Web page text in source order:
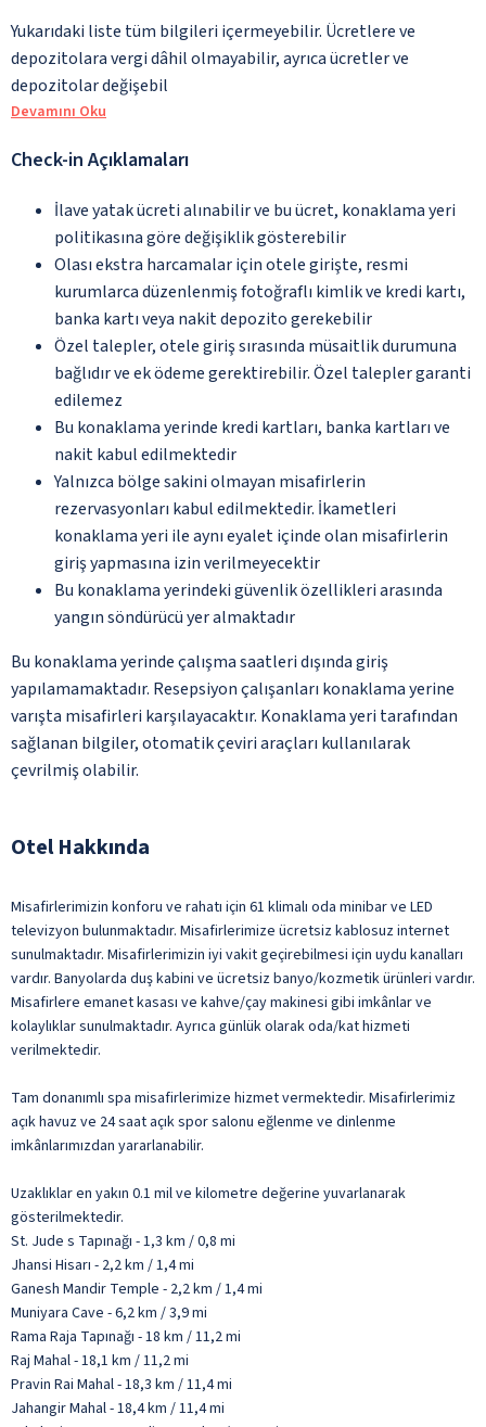
Yukarıdaki liste tüm bilgileri içermeyebilir. Ücretlere ve
depozitolara vergi dâhil olmayabilir, ayrıca ücretler ve
depozitolar değişebil
Devamını Oku
Check-in Açıklamaları
İlave yatak ücreti alınabilir ve bu ücret, konaklama yeri
politikasına göre değişiklik gösterebilir
Olası ekstra harcamalar için otele girişte, resmi
kurumlarca düzenlenmiş fotoğraflı kimlik ve kredi kartı,
banka kartı veya nakit depozito gerekebilir
Özel talepler, otele giriş sırasında müsaitlik durumuna
bağlıdır ve ek ödeme gerektirebilir. Özel talepler garanti
edilemez
Bu konaklama yerinde kredi kartları, banka kartları ve
nakit kabul edilmektedir
Yalnızca bölge sakini olmayan misafirlerin
rezervasyonları kabul edilmektedir. İkametleri
konaklama yeri ile aynı eyalet içinde olan misafirlerin
giriş yapmasına izin verilmeyecektir
Bu konaklama yerindeki güvenlik özellikleri arasında
yangın söndürücü yer almaktadır
Bu konaklama yerinde çalışma saatleri dışında giriş
yapılamamaktadır. Resepsiyon çalışanları konaklama yerine
varışta misafirleri karşılayacaktır. Konaklama yeri tarafından
sağlanan bilgiler, otomatik çeviri araçları kullanılarak
çevrilmiş olabilir.
Otel Hakkında
Misafirlerimizin konforu ve rahatı için 61 klimalı oda minibar ve LED
televizyon bulunmaktadır. Misafirlerimize ücretsiz kablosuz internet
sunulmaktadır. Misafirlerimizin iyi vakit geçirebilmesi için uydu kanalları
vardır. Banyolarda duş kabini ve ücretsiz banyo/kozmetik ürünleri vardır.
Misafirlere emanet kasası ve kahve/çay makinesi gibi imkânlar ve
kolaylıklar sunulmaktadır. Ayrıca günlük olarak oda/kat hizmeti
verilmektedir.
Tam donanımlı spa misafirlerimize hizmet vermektedir. Misafirlerimiz
açık havuz ve 24 saat açık spor salonu eğlenme ve dinlenme
imkânlarımızdan yararlanabilir.
Uzaklıklar en yakın 0.1 mil ve kilometre değerine yuvarlanarak
gösterilmektedir.
St. Jude s Tapınağı - 1,3 km / 0,8 mi
Jhansi Hisarı - 2,2 km / 1,4 mi
Ganesh Mandir Temple - 2,2 km / 1,4 mi
Muniyara Cave - 6,2 km / 3,9 mi
Rama Raja Tapınağı - 18 km / 11,2 mi
Raj Mahal - 18,1 km / 11,2 mi
Pravin Rai Mahal - 18,3 km / 11,4 mi
Jahangir Mahal - 18,4 km / 11,4 mi